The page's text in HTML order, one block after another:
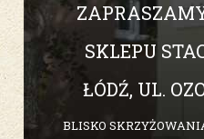
SKLEPU
ŁÓDŹ, UL.
BLISKO